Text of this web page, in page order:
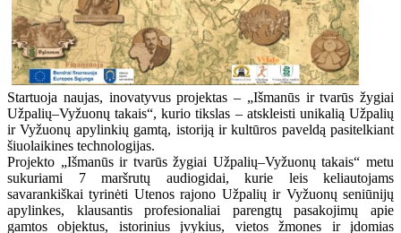
Startuoja naujas, inovatyvus projektas – „Išmanūs ir tvarūs žygiai
Užpalių–Vyžuonų takais“, kurio tikslas – atskleisti unikalią Užpalių
ir Vyžuonų apylinkių gamtą, istoriją ir kultūros paveldą pasitelkiant
šiuolaikines technologijas.
Projekto „Išmanūs ir tvarūs žygiai Užpalių–Vyžuonų takais“ metu
sukuriami 7 maršrutų audiogidai, kurie leis keliautojams
savarankiškai tyrinėti Utenos rajono Užpalių ir Vyžuonų seniūnijų
apylinkes, klausantis profesionaliai parengtų pasakojimų apie
gamtos objektus, istorinius įvykius, vietos žmones ir įdomias